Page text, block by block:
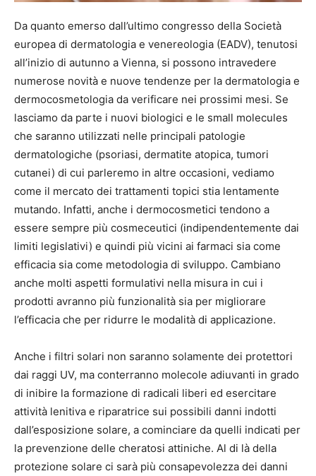
Da quanto emerso dall’ultimo congresso della Società
europea di dermatologia e venereologia (EADV), tenutosi
all’inizio di autunno a Vienna, si possono intravedere
numerose novità e nuove tendenze per la dermatologia e
dermocosmetologia da verificare nei prossimi mesi. Se
lasciamo da parte i nuovi biologici e le small molecules
che saranno utilizzati nelle principali patologie
dermatologiche (psoriasi, dermatite atopica, tumori
cutanei) di cui parleremo in altre occasioni, vediamo
come il mercato dei trattamenti topici stia lentamente
mutando. Infatti, anche i dermocosmetici tendono a
essere sempre più cosmeceutici (indipendentemente dai
limiti legislativi) e quindi più vicini ai farmaci sia come
efficacia sia come metodologia di sviluppo. Cambiano
anche molti aspetti formulativi nella misura in cui i
prodotti avranno più funzionalità sia per migliorare
l’efficacia che per ridurre le modalità di applicazione.
Anche i filtri solari non saranno solamente dei protettori
dai raggi UV, ma conterranno molecole adiuvanti in grado
di inibire la formazione di radicali liberi ed esercitare
attività lenitiva e riparatrice sui possibili danni indotti
dall’esposizione solare, a cominciare da quelli indicati per
la prevenzione delle cheratosi attiniche. Al di là della
protezione solare ci sarà più consapevolezza dei danni